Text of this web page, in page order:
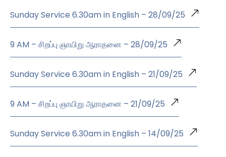
Sunday Service 6.30am in English – 28/09/25
9 AM – சிறப்பு ஞாயிறு ஆராதனை – 28/09/25
Sunday Service 6.30am in English – 21/09/25
9 AM – சிறப்பு ஞாயிறு ஆராதனை – 21/09/25
Sunday Service 6.30am in English – 14/09/25